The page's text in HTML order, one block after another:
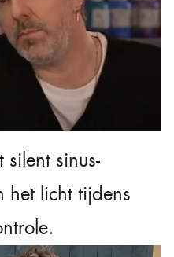
sinus-
het licht tijdens